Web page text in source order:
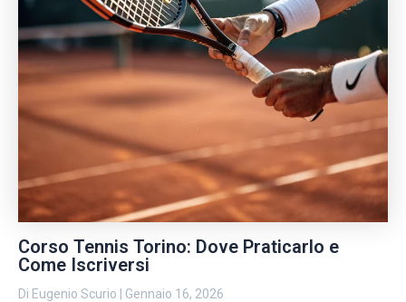
Corso Tennis Torino: Dove Praticarlo e
Come Iscriversi
Di Eugenio Scurio | Gennaio 16, 2026